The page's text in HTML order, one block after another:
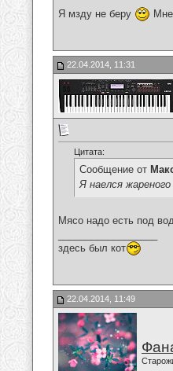
Я мзду не беру
22.04.2014, 11:31
Цитата:
Сообщение от
Я наелся
Мясо надо есть под
здесь был кот
22.04.2014, 11:49